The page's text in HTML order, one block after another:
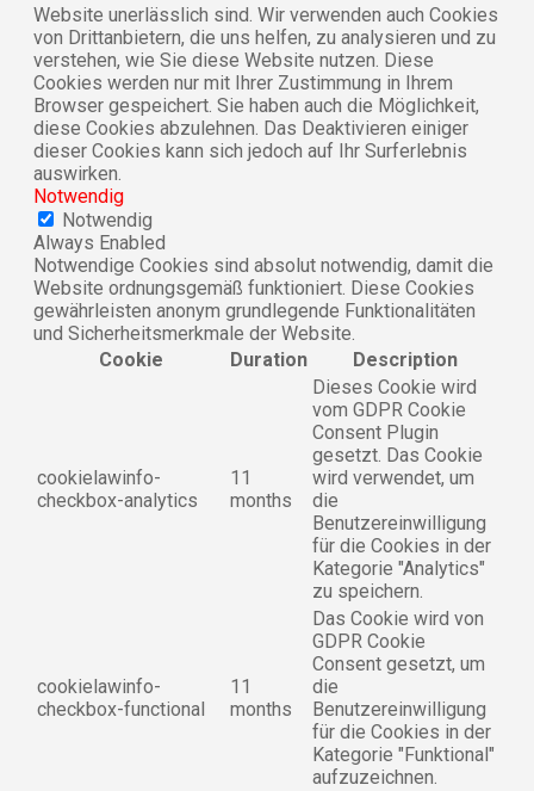
Website unerlässlich sind. Wir verwenden auch Cookies
von Drittanbietern, die uns helfen, zu analysieren und zu
verstehen, wie Sie diese Website nutzen. Diese
Cookies werden nur mit Ihrer Zustimmung in Ihrem
Browser gespeichert. Sie haben auch die Möglichkeit,
diese Cookies abzulehnen. Das Deaktivieren einiger
dieser Cookies kann sich jedoch auf Ihr Surferlebnis
auswirken.
Notwendig
Notwendig
Always Enabled
Notwendige Cookies sind absolut notwendig, damit die
Website ordnungsgemäß funktioniert. Diese Cookies
gewährleisten anonym grundlegende Funktionalitäten
und Sicherheitsmerkmale der Website.
Cookie
Duration Description
cookielawinfo-
checkbox-analytics
11
months
Dieses Cookie wird
vom GDPR Cookie
Consent Plugin
gesetzt. Das Cookie
wird verwendet, um
die
Benutzereinwilligung
für die Cookies in der
Kategorie "Analytics"
zu speichern.
cookielawinfo-
checkbox-functional
11
months
Das Cookie wird von
GDPR Cookie
Consent gesetzt, um
die
Benutzereinwilligung
für die Cookies in der
Kategorie "Funktional"
aufzuzeichnen.